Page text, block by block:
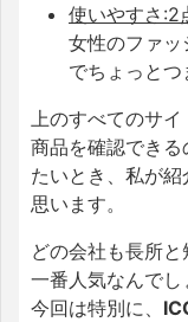
使いやすさ:2
女性のファ
でちょっとつ
上のすべてのサ
商品を確認でき
たいとき、私が
思います。
どの会社も長所
一番人気なんでし
今回は特別に、